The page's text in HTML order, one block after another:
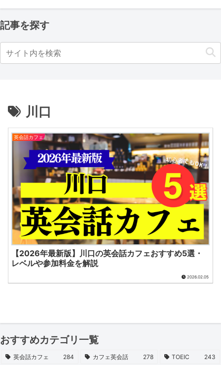
記事を探す
川口
英会話カフェ
【2026年最新版】川口の英会話カフェおすすめ5選・
レベルや参加料金を解説
2026.02.05
おすすめカテゴリ一覧
英会話カフェ 284 カフェ英会話 278 TOEIC 243